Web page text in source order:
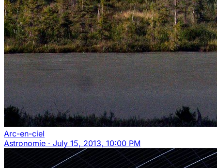
Arc-en-ciel
Astronomie · July 15, 2013, 10:00 PM